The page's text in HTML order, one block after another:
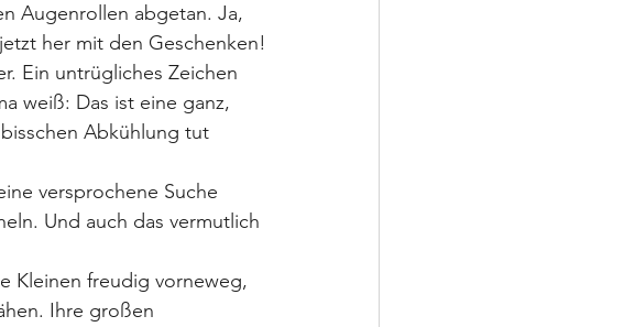
Augenrollen abgetan. Ja,
her mit den Geschenken!
Ein untrügliches Zeichen
weiß: Das ist eine ganz,
Abkühlung tut
versprochene Suche
Und auch das vermutlich
Kleinen freudig vorneweg,
Ihre großen